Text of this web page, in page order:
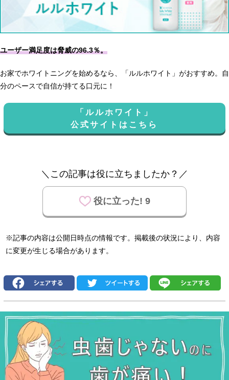
ユーザー満足度は脅威の96.3％。
お家でホワイトニングを始めるなら、「ルルホワイト」がおすすめ。自
分のペースで自信が持てる口元に！
「ルルホワイト」
公式サイトはこちら
＼この記事は役に立ちましたか？／
役に立った! 9
※記事の内容は公開日時点の情報です。掲載後の状況により、内容
に変更が生じる場合があります。